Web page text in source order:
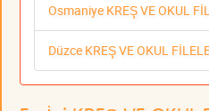
Osmaniye KREŞ VE OKUL
Düzce KREŞ VE OKUL